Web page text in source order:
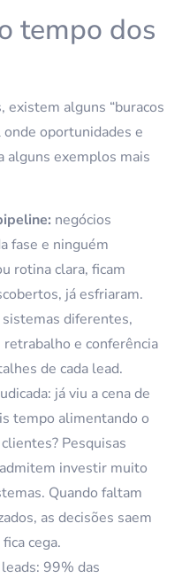
tempo dos
existem alguns “buracos
oportunidades e
alguns exemplos mais
negócios
fase e ninguém
rotina clara, ficam
já esfriaram.
diferentes,
e conferência
de cada lead.
já viu a cena de
tempo alimentando o
Pesquisas
investir muito
Quando faltam
as decisões saem
cega.
99% das